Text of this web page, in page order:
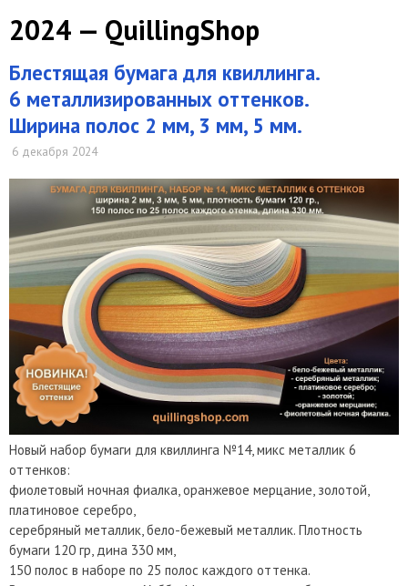
2024 — QuillingShop
Блестящая бумага для квиллинга.
6 металлизированных оттенков.
Ширина полос 2 мм, 3 мм, 5 мм.
6 декабря 2024
Новый набор бумаги для квиллинга №14, микс металлик 6
оттенков:
фиолетовый ночная фиалка, оранжевое мерцание, золотой,
платиновое серебро,
серебряный металлик, бело-бежевый металлик. Плотность
бумаги 120 гр, дина 330 мм,
150 полос в наборе по 25 полос каждого оттенка.